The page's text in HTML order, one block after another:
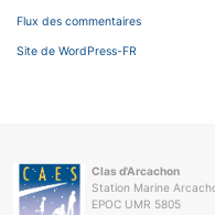
Flux des commentaires
Site de WordPress-FR
Clas d'Arcachon
Station Marine
EPOC UMR 5805